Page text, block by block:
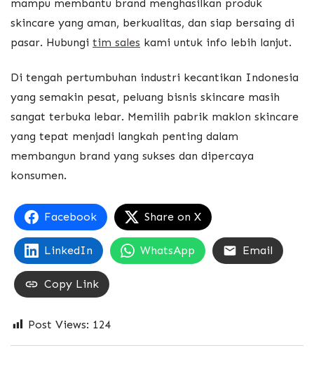
mampu membantu brand menghasilkan produk
skincare yang aman, berkualitas, dan siap bersaing di
pasar. Hubungi tim sales kami untuk info lebih lanjut.
Di tengah pertumbuhan industri kecantikan Indonesia
yang semakin pesat, peluang bisnis skincare masih
sangat terbuka lebar. Memilih pabrik maklon skincare
yang tepat menjadi langkah penting dalam
membangun brand yang sukses dan dipercaya
konsumen.
Facebook Share on X
LinkedIn WhatsApp Email
Copy Link
Post Views: 124